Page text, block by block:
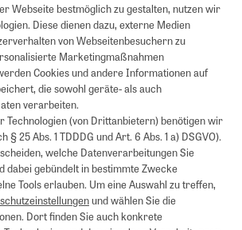
Webseite bestmöglich zu gestalten, nutzen wir
Diese dienen dazu, externe Medien
von Webseitenbesuchern zu
Marketingmaßnahmen
Cookies und andere Informationen auf
die sowohl geräte- als auch
verarbeiten.
Technologien (von Drittanbietern) benötigen wir
25 Abs. 1 TDDDG und Art. 6 Abs. 1 a) DSGVO).
welche Datenverarbeitungen Sie
dabei gebündelt in bestimmte Zwecke
Tools erlauben. Um eine Auswahl zu treffen,
und wählen Sie die
Dort finden Sie auch konkrete